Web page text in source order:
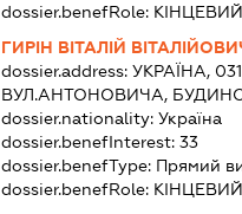
dossier.benefRole:
ГИРІН ВІТАЛІЙ
dossier.address: УКРАЇНА,
ВУЛ.АНТОНОВИЧА,
dossier.nationality: Україна
dossier.benefInterest: 33
dossier.benefType: Прямий
dossier.benefRole: